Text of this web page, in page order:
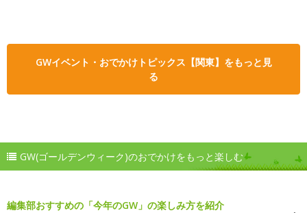
GWイベント・おでかけトピックス【関東】をもっと見
る
GW(ゴールデンウィーク)のおでかけをもっと楽しむ
編集部おすすめの「今年のGW」の楽しみ方を紹介